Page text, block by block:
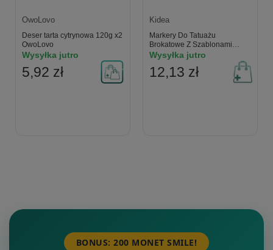
OwoLovo
Deser tarta cytrynowa 120g x2
OwoLovo
Wysyłka jutro
5,92 zł
Kidea
Markery Do Tatuażu
Brokatowe Z Szablonami
Fioletowy Turkusowy Złoty
Wysyłka jutro
12,13 zł
BONUS: 200 MONET SMILE!